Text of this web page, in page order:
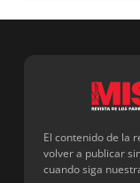
El contenido de la
volver a publicar
cuando siga